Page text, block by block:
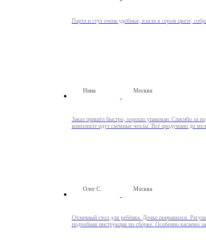
Парта и стул очень удобные, взяли в сером цвете,
Нина Москва
Заказ пришёл быстро, хорошо упакован. Спасибо за
комплекте идут съёмные чехлы. Всё продумано до
Олег С. Москва
Отличный стол для ребёнка. Дочке понравился.
подробная инструкция по сборке. Особенно касаемо